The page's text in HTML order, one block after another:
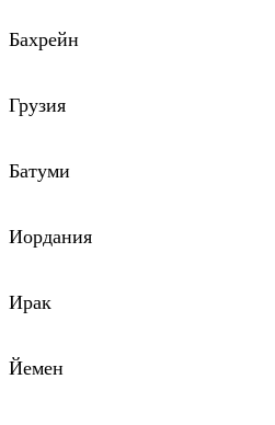
Бахрейн
Грузия
Батуми
Иордания
Ирак
Йемен